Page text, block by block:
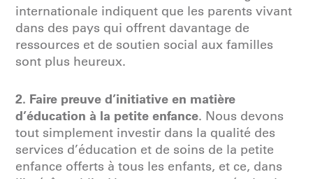
internationale indiquent que les parents vivant
dans des pays qui offrent davantage de
ressources et de soutien social aux familles
sont plus heureux.
2. Faire preuve d’initiative en matière
d’éducation à la petite enfance. Nous devons
tout simplement investir dans la qualité des
services d’éducation et de soins de la petite
enfance offerts à tous les enfants, et ce, dans